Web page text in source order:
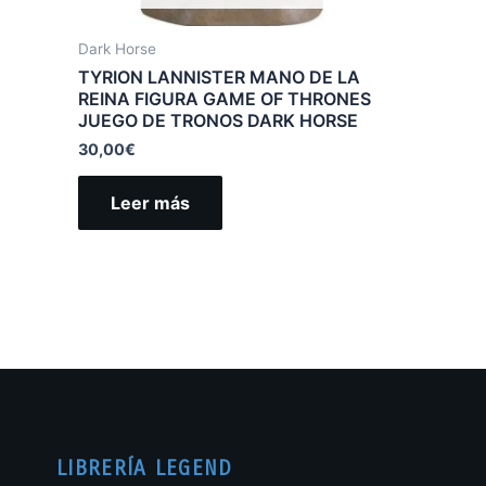
Dark Horse
TYRION LANNISTER MANO DE LA
REINA FIGURA GAME OF THRONES
JUEGO DE TRONOS DARK HORSE
30,00€
Leer más
LIBRERÍA LEGEND